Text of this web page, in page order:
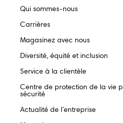
Qui sommes-nous
Carrières
Magasinez avec nous
Diversité, équité et inclusion
Service à la clientèle
Centre de protection de la vie
sécurité
Actualité de l’entreprise